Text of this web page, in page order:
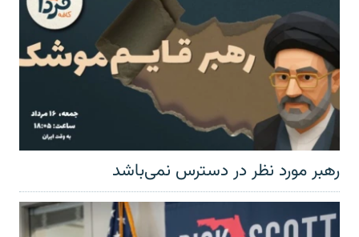
رهبر مورد نظر در دسترس نمی‌باشد